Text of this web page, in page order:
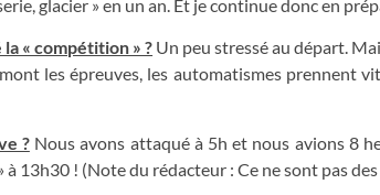
glacier » en un an. Et je continue donc en
« compétition » ? Un peu stressé au départ.
les épreuves, les automatismes prennent
?Nous avons attaqué à 5h et nous avions 8
à 13h30 ! (Note du rédacteur : Ce ne sont pas